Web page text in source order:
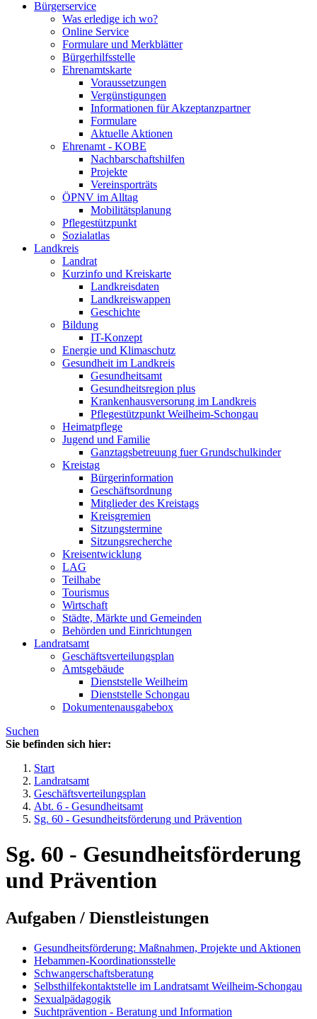
Bürgerservice
Was erledige ich wo?
Online Service
Formulare und Merkblätter
Bürgerhilfsstelle
Ehrenamtskarte
Voraussetzungen
Vergünstigungen
Informationen für Akzeptanzpartner
Formulare
Aktuelle Aktionen
Ehrenamt - KOBE
Nachbarschaftshilfen
Projekte
Vereinsporträts
ÖPNV im Alltag
Mobilitätsplanung
Pflegestützpunkt
Sozialatlas
Landkreis
Landrat
Kurzinfo und Kreiskarte
Landkreisdaten
Landkreiswappen
Geschichte
Bildung
IT-Konzept
Energie und Klimaschutz
Gesundheit im Landkreis
Gesundheitsamt
Gesundheitsregion plus
Krankenhausversorung im Landkreis
Pflegestützpunkt Weilheim-Schongau
Heimatpflege
Jugend und Familie
Ganztagsbetreuung fuer Grundschulkinder
Kreistag
Bürgerinformation
Geschäftsordnung
Mitglieder des Kreistags
Kreisgremien
Sitzungstermine
Sitzungsrecherche
Kreisentwicklung
LAG
Teilhabe
Tourismus
Wirtschaft
Städte, Märkte und Gemeinden
Behörden und Einrichtungen
Landratsamt
Geschäftsverteilungsplan
Amtsgebäude
Dienststelle Weilheim
Dienststelle Schongau
Dokumentenausgabebox
Suchen
Sie befinden sich hier:
Start
Landratsamt
Geschäftsverteilungsplan
Abt. 6 - Gesundheitsamt
Sg. 60 - Gesundheitsförderung und Prävention
Sg. 60 - Gesundheitsförderung
und Prävention
Aufgaben / Dienstleistungen
Gesundheitsförderung: Maßnahmen, Projekte und Aktionen
Hebammen-Koordinationsstelle
Schwangerschaftsberatung
Selbsthilfekontaktstelle im Landratsamt Weilheim-Schongau
Sexualpädagogik
Suchtprävention - Beratung und Information